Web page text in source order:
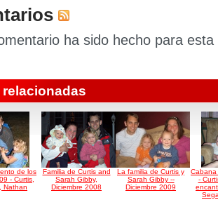
ha sido hecho para esta
de los
- Curtis,
Nathan
Familia de Curtis and
Sarah Gibby,
Diciembre 2008
La familia de Curtis y
Sarah Gibby --
Diciembre 2009
Cabana
-